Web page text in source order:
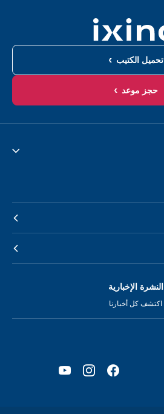
تحميل الكتيب
حجز موعد
النشرة الإخبارية
اكتشف كل أخبارنا
Facebook
Instagram
YouTube